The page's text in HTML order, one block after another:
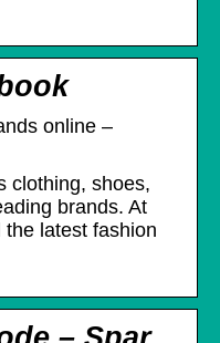
online –
clothing, shoes,
brands. At
latest fashion